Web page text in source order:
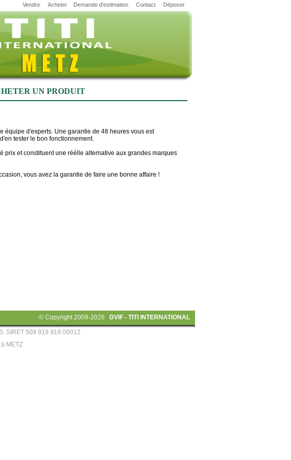
Vendre Acheter Demande d'estimation Contact Déposer
UN PRODUIT
équipe d'experts. Une garantie de 48 heures vous est
tester le bon fonctionnement.
prix et constituent une réélle alternative aux grandes marques
vous avez la garantie de faire une bonne affaire !
© Copyright 2009-2026 DVIF - TITI INTERNATIONAL
SIRET 509 918 918 00012
METZ